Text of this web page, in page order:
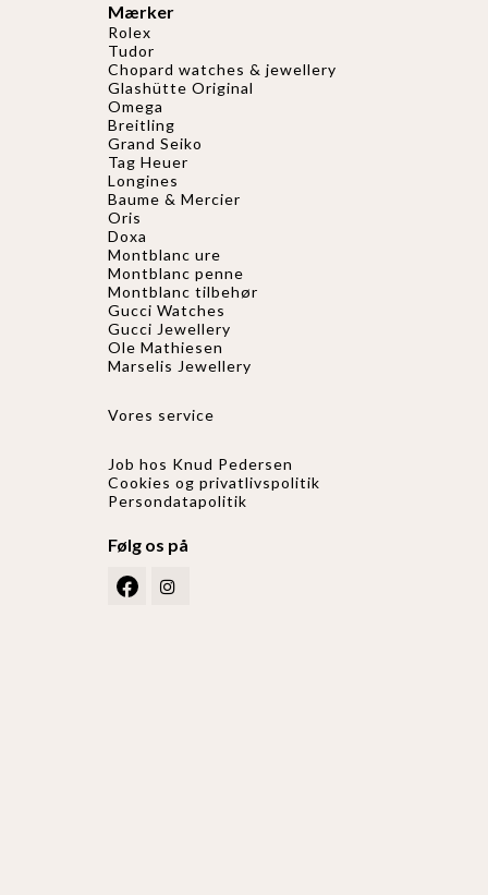
Mærker
Rolex
Tudor
Chopard watches & jewellery
Glashütte Original
Omega
Breitling
Grand Seiko
Tag Heuer
Longines
Baume & Mercier
Oris
Doxa
Montblanc ure
Montblanc penne
Montblanc tilbehør
Gucci Watches
Gucci Jewellery
Ole Mathiesen
Marselis Jewellery
Vores service
Job hos Knud Pedersen
Cookies og privatlivspolitik
Persondatapolitik
Følg os på